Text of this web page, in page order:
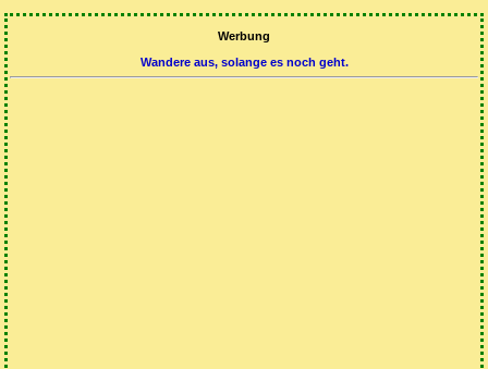
Werbung
Wandere aus, solange es noch geht.